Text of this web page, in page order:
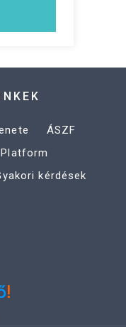
ÁSZF
kérdések